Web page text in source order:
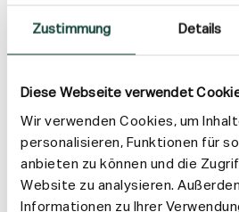
Zustimmung Details
Diese Webseite verwendet
Wir verwenden Cookies, um
personalisieren, Funktionen für
anbieten zu können und die
Website zu analysieren.
Informationen zu Ihrer
Anwendung
Inhaltsstoffe
Versand & Rückgabe